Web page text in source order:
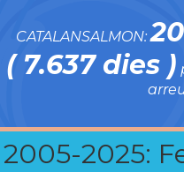
CATALANSALMON:20
( 7.637 dies )
2005-2025: